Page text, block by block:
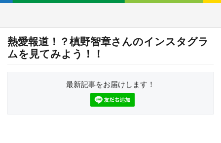
熱愛報道！？槙野智章さんのインスタグラ
ムを見てみよう！！
最新記事をお届けします！